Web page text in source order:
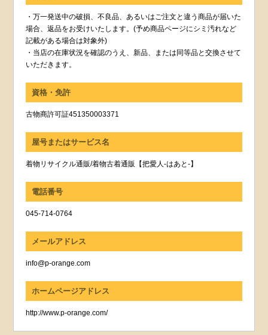
・万一発送中の破損、不良品、あるいはご注文と違う商品が届いた
場合、返品をお受けいたします。(予め商品ページにシミ汚れなど
記載がある場合は対象外)
・当店の在庫状況を確認のうえ、新品、または同等品と交換させて
いただきます。
資格・免許
古物商許可証451350003371
屋号またはサービス名
着物リサイクル通販/着物古着通販【把愛人-はあと-】
電話番号
045-714-0764
メールアドレス
info@p-orange.com
ホームページアドレス
http://www.p-orange.com/